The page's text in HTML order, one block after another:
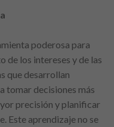
poderosa para
de los intereses y de las
que desarrollan
tomar decisiones más
precisión y planificar
Este aprendizaje no se